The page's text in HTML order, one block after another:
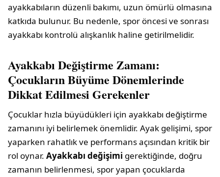
ayakkabıların düzenli bakımı, uzun ömürlü olmasına
katkıda bulunur. Bu nedenle, spor öncesi ve sonrası
ayakkabı kontrolü alışkanlık haline getirilmelidir.
Ayakkabı Değiştirme Zamanı:
Çocukların Büyüme Dönemlerinde
Dikkat Edilmesi Gerekenler
Çocuklar hızla büyüdükleri için ayakkabı değiştirme
zamanını iyi belirlemek önemlidir. Ayak gelişimi, spor
yaparken rahatlık ve performans açısından kritik bir
rol oynar. Ayakkabı değişimi gerektiğinde, doğru
zamanın belirlenmesi, spor yapan çocuklarda